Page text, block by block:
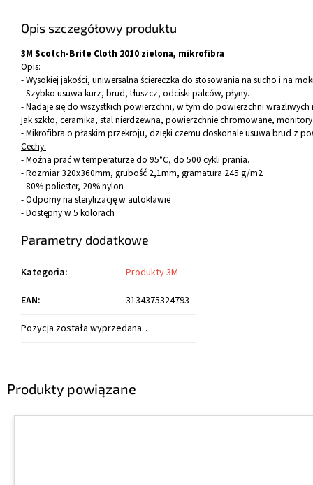
Produkty powiązane
Opis szczegółowy produktu
3M Scotch-Brite Cloth 2010 zielona, mikrofibra
Opis:
-Wysokiej jakości, uniwersalna ściereczka do stosowania na sucho i na
- Szybko usuwa kurz, brud, tłuszcz, odciski palców, płyny.
- Nadaje się do wszystkich powierzchni, w tym do powierzchni
jak szkło, ceramika, stal nierdzewna, powierzchnie chromowane,
- Mikrofibra o płaskim przekroju, dzięki czemu doskonale usuwa brud z
Cechy:
- Można prać w temperaturze do 95°C, do 500 cykli prania.
- Rozmiar 320x360mm, grubość 2,1mm, gramatura 245 g/m2
- 80% poliester, 20% nylon
- Odporny na sterylizację w autoklawie
- Dostępny w 5 kolorach
Parametry dodatkowe
Kategoria:
Produkty 3M
EAN:
3134375324793
Pozycja została wyprzedana…